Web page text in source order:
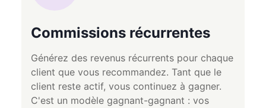
Commissions récurrentes
Générez des revenus récurrents pour chaque
client que vous recommandez. Tant que le
client reste actif, vous continuez à gagner.
C'est un modèle gagnant-gagnant : vos